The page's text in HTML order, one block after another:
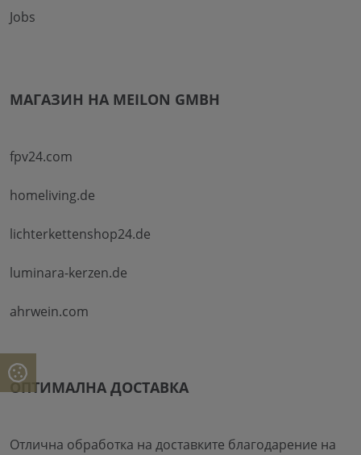
Jobs
МАГАЗИН НА MEILON GMBH
fpv24.com
homeliving.de
lichterkettenshop24.de
luminara-kerzen.de
ahrwein.com
ОПТИМАЛНА ДОСТАВКА
Отлична обработка на доставките благодарение на